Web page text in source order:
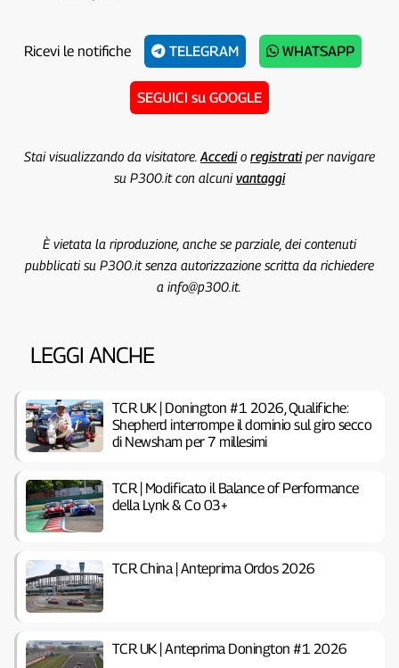
Ricevi le notifiche TELEGRAM WHATSAPP
SEGUICI su GOOGLE
Stai visualizzando da visitatore. Accedio registratiper navigare
su P300.it con alcunivantaggi
È vietata la riproduzione, anche se parziale, dei contenuti
pubblicati su P300.it senza autorizzazione scritta da richiedere
a info@p300.it.
LEGGI ANCHE
TCR UK | Donington #1 2026, Qualifiche:
Shepherd interrompe il dominio sul giro secco
di Newsham per 7 millesimi
TCR | Modificato il Balance of Performance
della Lynk & Co 03+
TCR China | Anteprima Ordos 2026
TCR UK | Anteprima Donington #1 2026